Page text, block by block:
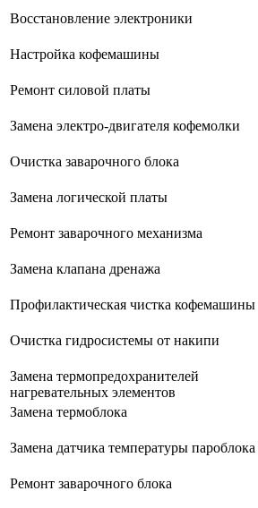
Восстановление электроники
Настройка кофемашины
Ремонт силовой платы
Замена электро-двигателя кофемолки
Очистка заварочного блока
Замена логической платы
Ремонт заварочного механизма
Замена клапана дренажа
Профилактическая чистка кофемашины
Очистка гидросистемы от накипи
Замена термопредохранителей
нагревательных элементов
Замена термоблока
Замена датчика температуры пароблока
Ремонт заварочного блока